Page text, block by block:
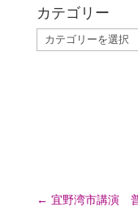
カテゴリー
カ
← 宜野湾市講演